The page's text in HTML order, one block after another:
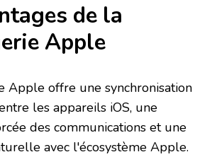
de la
Apple
Apple offre une synchronisation
les appareils iOS, une
des communications et une
avec l'écosystème Apple.